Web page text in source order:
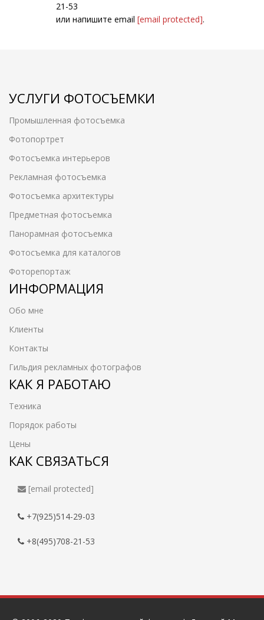
21-53
или напишите email [email protected].
УСЛУГИ ФОТОСЪЕМКИ
Промышленная фотосъемка
Фотопортрет
Фотосъемка интерьеров
Рекламная фотосъемка
Фотосъемка архитектуры
Предметная фотосъемка
Панорамная фотосъемка
Фотосъемка для каталогов
Фоторепортаж
ИНФОРМАЦИЯ
Обо мне
Клиенты
Контакты
Гильдия рекламных фотографов
КАК Я РАБОТАЮ
Техника
Порядок работы
Цены
КАК СВЯЗАТЬСЯ
[email protected]
+7(925)514-29-03
+8(495)708-21-53